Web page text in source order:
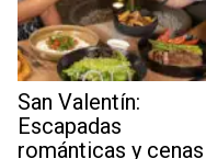
San Valentín:
Escapadas
románticas y cenas